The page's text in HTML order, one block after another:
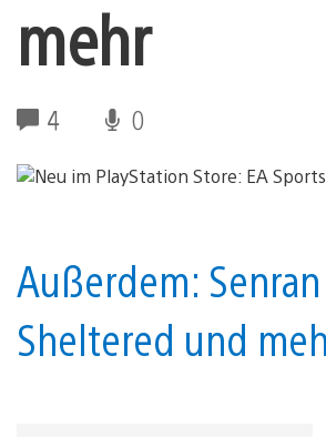
mehr
4 0
Außerdem:
Sheltered und